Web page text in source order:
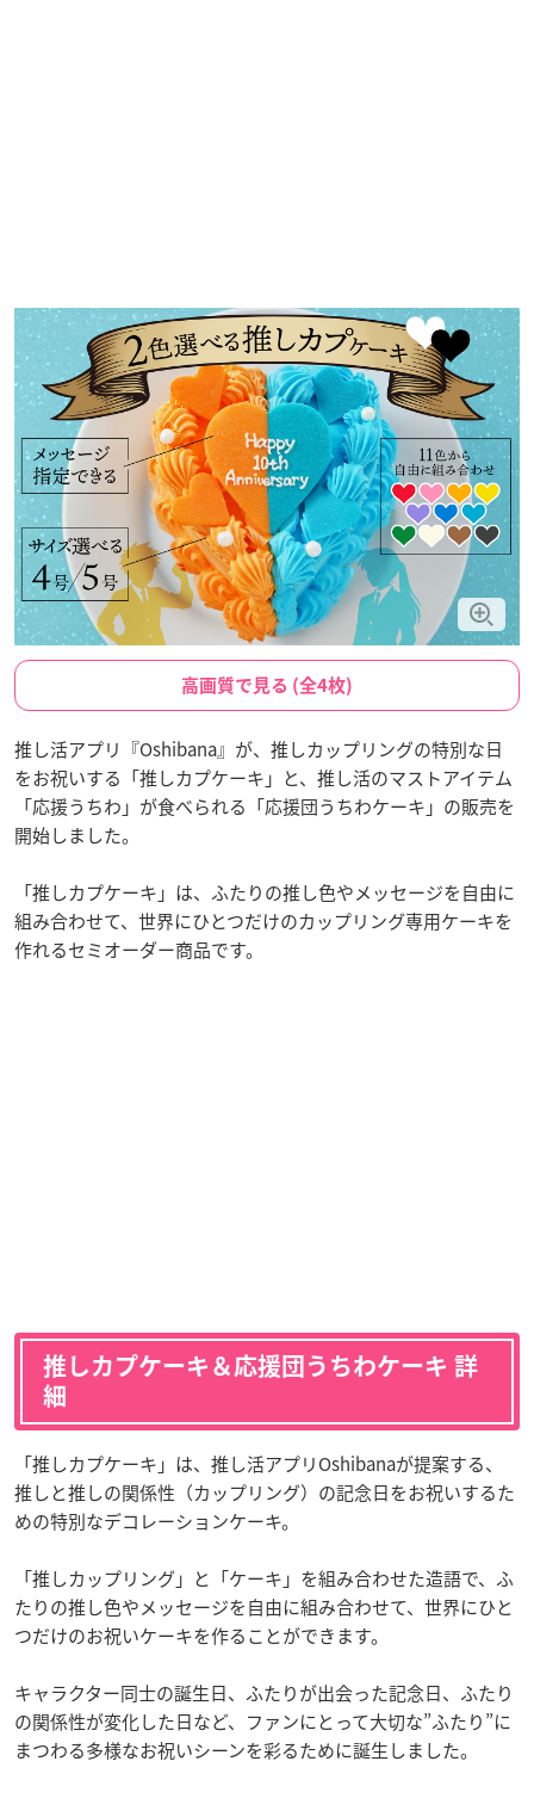
高画質で見る (全4枚)
推し活アプリ『Oshibana』が、推しカップリングの特別な日
をお祝いする「推しカプケーキ」と、推し活のマストアイテム
「応援うちわ」が食べられる「応援団うちわケーキ」の販売を
開始しました。
「推しカプケーキ」は、ふたりの推し色やメッセージを自由に
組み合わせて、世界にひとつだけのカップリング専用ケーキを
作れるセミオーダー商品です。
推しカプケーキ＆応援団うちわケーキ 詳
細
「推しカプケーキ」は、推し活アプリOshibanaが提案する、
推しと推しの関係性（カップリング）の記念日をお祝いするた
めの特別なデコレーションケーキ。
「推しカップリング」と「ケーキ」を組み合わせた造語で、ふ
たりの推し色やメッセージを自由に組み合わせて、世界にひと
つだけのお祝いケーキを作ることができます。
キャラクター同士の誕生日、ふたりが出会った記念日、ふたり
の関係性が変化した日など、ファンにとって大切な”ふたり”に
まつわる多様なお祝いシーンを彩るために誕生しました。